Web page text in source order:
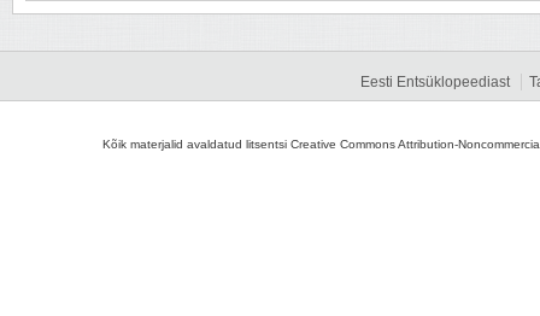
Eesti Entsüklopeediast
Kõik materjalid avaldatud litsentsi Creative Commons Attribution-